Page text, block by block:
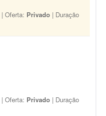
| Oferta: Privado | Duração
| Oferta: Privado | Duração